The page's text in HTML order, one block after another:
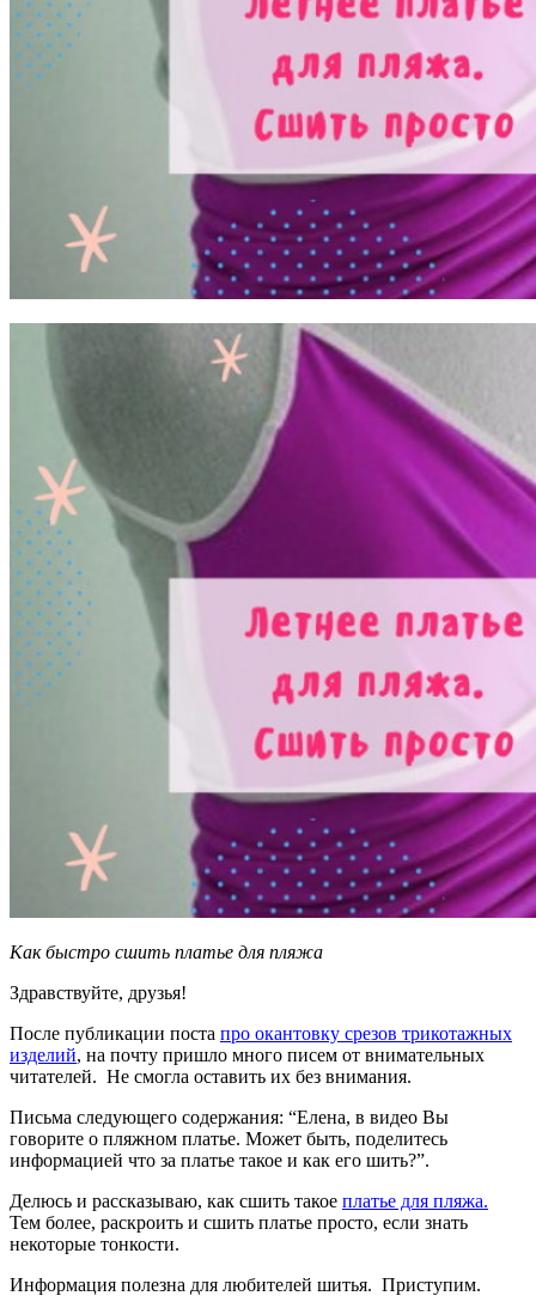
Как быстро сшить платье для пляжа
Здравствуйте, друзья!
После публикации поста про окантовку срезов трикотажных
изделий, на почту пришло много писем от внимательных
читателей. Не смогла оставить их без внимания.
Письма следующего содержания: “Елена, в видео Вы
говорите о пляжном платье. Может быть, поделитесь
информацией что за платье такое и как его шить?”.
Делюсь и рассказываю, как сшить такое платье для пляжа.
Тем более, раскроить и сшить платье просто, если знать
некоторые тонкости.
Информация полезна для любителей шитья. Приступим.